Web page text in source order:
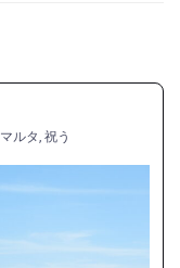
マルタ 祝う